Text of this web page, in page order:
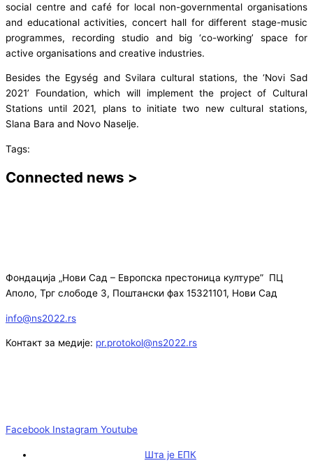
social centre and café for local non-governmental organisations
and educational activities, concert hall for different stage-music
programmes, recording studio and big ‘co-working’ space for
active organisations and creative industries.
Besides the Egység and Svilara cultural stations, the ‘Novi Sad
2021’ Foundation, which will implement the project of Cultural
Stations until 2021, plans to initiate two new cultural stations,
Slana Bara and Novo Naselje.
Tags:
Connected news >
Фондација „Нови Сад – Европска престоница културе” ПЦ
Аполо, Трг слободе 3, Поштански фах 15321101, Нови Сад
info@ns2022.rs
Контакт за медије: pr.protokol@ns2022.rs
Facebook Instagram Youtube
Шта је ЕПК